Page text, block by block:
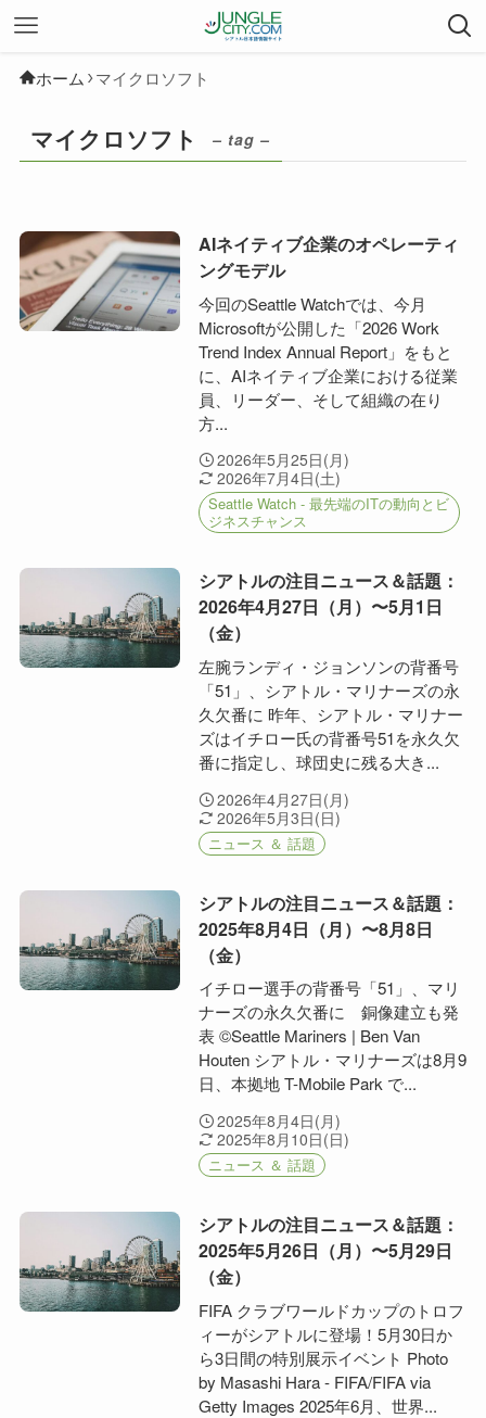
ホーム マイクロソフト
マイクロソフト – tag –
AIネイティブ企業のオペレーティ
ングモデル
今回のSeattle Watchでは、今月
Microsoftが公開した「2026 Work
Trend Index Annual Report」をもと
に、AIネイティブ企業における従業
員、リーダー、そして組織の在り
方...
2026年5月25日(月)
2026年7月4日(土)
Seattle Watch - 最先端のITの動向とビ
ジネスチャンス
シアトルの注目ニュース＆話題：
2026年4月27日（月）〜5月1日
（金）
左腕ランディ・ジョンソンの背番号
「51」、シアトル・マリナーズの永
久欠番に 昨年、シアトル・マリナー
ズはイチロー氏の背番号51を永久欠
番に指定し、球団史に残る大き...
2026年4月27日(月)
2026年5月3日(日)
ニュース ＆ 話題
シアトルの注目ニュース＆話題：
2025年8月4日（月）〜8月8日
（金）
イチロー選手の背番号「51」、マリ
ナーズの永久欠番に 銅像建立も発
表 ©︎Seattle Mariners | Ben Van
Houten シアトル・マリナーズは8月9
日、本拠地 T-Mobile Park で...
2025年8月4日(月)
2025年8月10日(日)
ニュース ＆ 話題
シアトルの注目ニュース＆話題：
2025年5月26日（月）〜5月29日
（金）
FIFA クラブワールドカップのトロフ
ィーがシアトルに登場！5月30日か
ら3日間の特別展示イベント Photo
by Masashi Hara - FIFA/FIFA via
Getty Images 2025年6月、世界...